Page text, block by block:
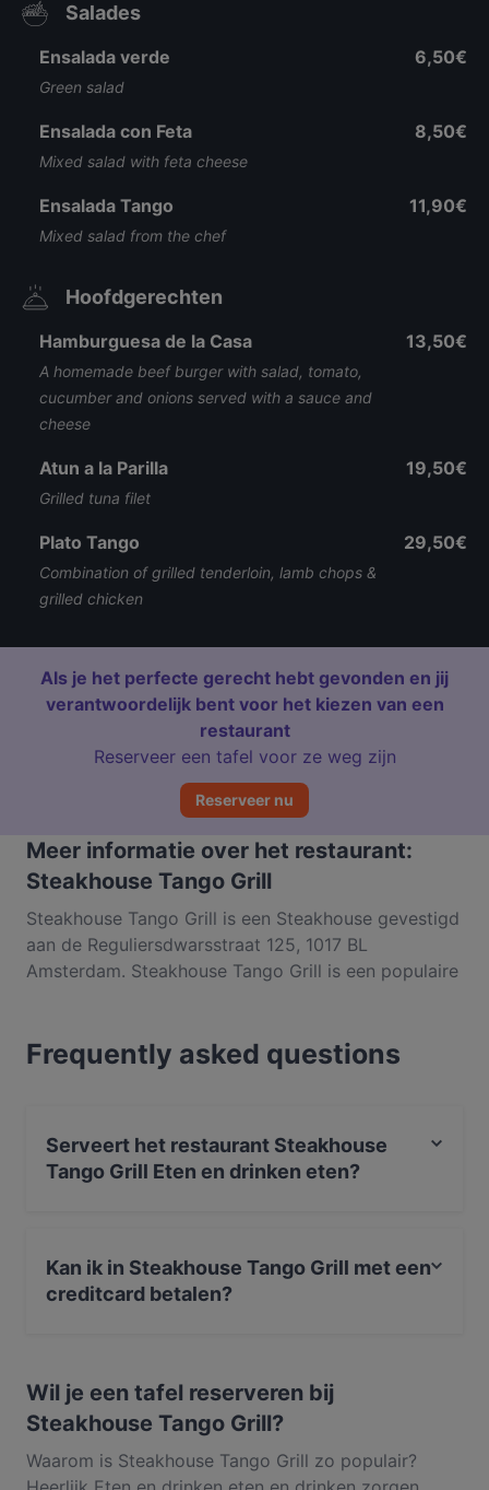
Salades
Ensalada verde
Green salad
6,50€
Ensalada con Feta
Mixed salad with feta cheese
8,50€
Ensalada Tango
Mixed salad from the chef
11,90€
Hoofdgerechten
Hamburguesa de la Casa
A homemade beef burger with salad, tomato,
cucumber and onions served with a sauce and
cheese
13,50€
Atun a la Parilla
Grilled tuna filet
19,50€
Plato Tango
Combination of grilled tenderloin, lamb chops &
grilled chicken
29,50€
Als je het perfecte gerecht hebt gevonden en jij
verantwoordelijk bent voor het kiezen van een
restaurant
Reserveer een tafel voor ze weg zijn
Reserveer nu
Meer informatie over het restaurant:
Steakhouse Tango Grill
Steakhouse Tango Grill is een Steakhouse gevestigd
aan de Reguliersdwarsstraat 125, 1017 BL
Amsterdam. Steakhouse Tango Grill is een populaire
fijnproeverservaring, ontdek de gerechten bij
Steakhouse Tango Grill en ervaar authentiek Eten en
Frequently asked questions
Serveert het restaurant Steakhouse
Tango Grill Eten en drinken eten?
Kan ik in Steakhouse Tango Grill met een
creditcard betalen?
Wil je een tafel reserveren bij
Steakhouse Tango Grill?
Waarom is Steakhouse Tango Grill zo populair?